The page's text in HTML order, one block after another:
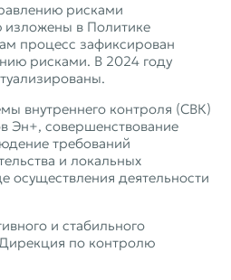
рисками
изложены в Политике
процесс зафиксирован
рисками. В 2024 году
внутреннего контроля (СВК)
Эн+, совершенствование
требований
и локальных
осуществления деятельности
и стабильного
по контролю